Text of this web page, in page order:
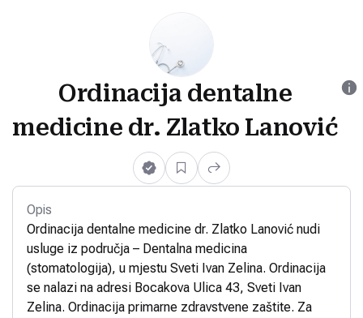
Ordinacija dentalne
medicine dr. Zlatko Lanović
Opis
Ordinacija dentalne medicine dr. Zlatko Lanović nudi
usluge iz područja – Dentalna medicina
(stomatologija), u mjestu Sveti Ivan Zelina. Ordinacija
se nalazi na adresi Bocakova Ulica 43, Sveti Ivan
Zelina. Ordinacija primarne zdravstvene zaštite. Za